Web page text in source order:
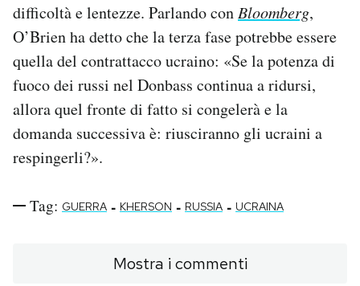
difficoltà e lentezze. Parlando conBloomberg,
O’Brien ha detto che la terza fase potrebbe essere
quella del contrattacco ucraino: «Se la potenza di
fuoco dei russi nel Donbass continua a ridursi,
allora quel fronte di fatto si congelerà e la
domanda successiva è: riusciranno gli ucraini a
respingerli?».
Tag: GUERRA - KHERSON - RUSSIA - UCRAINA
Mostra i commenti